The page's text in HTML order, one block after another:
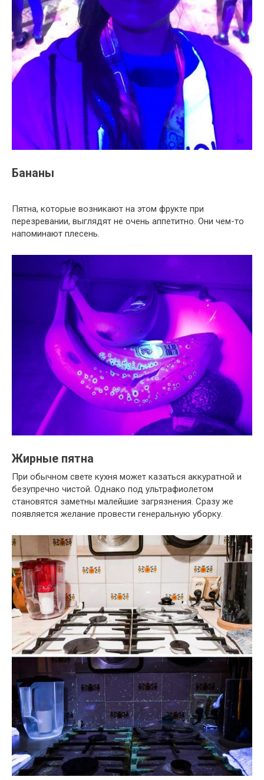
Бананы
Пятна, которые возникают на этом фрукте при
перезревании, выглядят не очень аппетитно. Они чем-то
напоминают плесень.
Жирные пятна
При обычном свете кухня может казаться аккуратной и
безупречно чистой. Однако под ультрафиолетом
становятся заметны малейшие загрязнения. Сразу же
появляется желание провести генеральную уборку.